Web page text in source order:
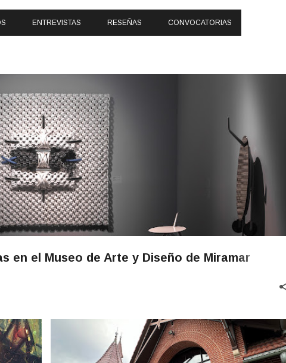
ENTREVISTAS RESEÑAS CONVOCATORIAS
en el Museo de Arte y Diseño de Miramar